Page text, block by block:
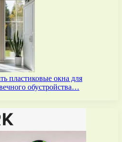
пластиковые окна для
обустройства…